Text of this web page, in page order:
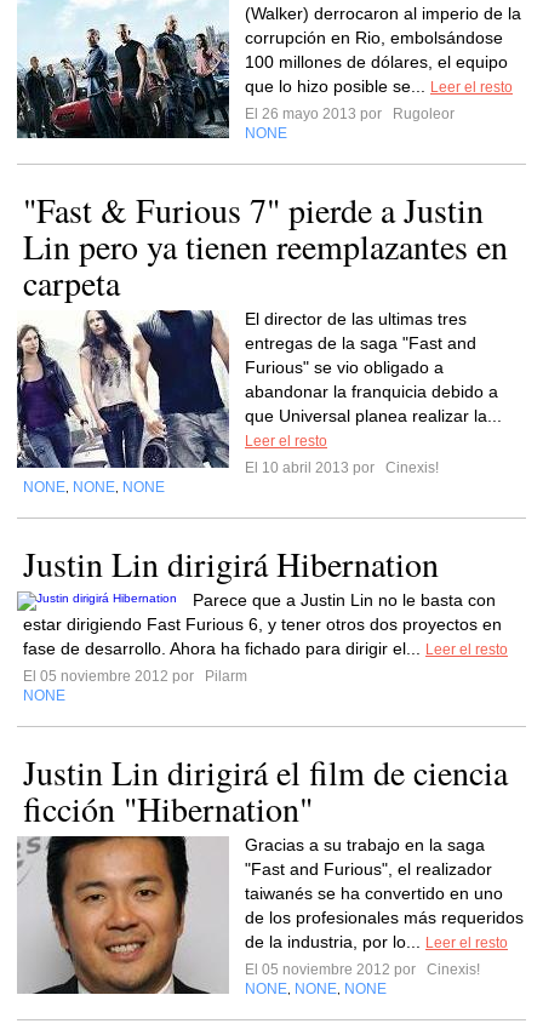
(Walker) derrocaron al imperio de la
corrupción en Rio, embolsándose
100 millones de dólares, el equipo
que lo hizo posible se...
Leer el resto
El 26 mayo 2013 por
Rugoleor
NONE
"Fast & Furious 7" pierde a Justin
Lin pero ya tienen reemplazantes en
carpeta
El director de las ultimas tres
entregas de la saga "Fast and
Furious" se vio obligado a
abandonar la franquicia debido a
que Universal planea realizar la...
Leer el resto
El 10 abril 2013 por
Cinexis!
NONE NONE NONE
Justin Lin dirigirá Hibernation
Parece que a Justin Lin no le basta con
estar dirigiendo Fast Furious 6, y tener otros dos proyectos en
fase de desarrollo. Ahora ha fichado para dirigir el...
Leer el resto
El 05 noviembre 2012 por
Pilarm
NONE
Justin Lin dirigirá el film de ciencia
ficción "Hibernation"
Gracias a su trabajo en la saga
"Fast and Furious", el realizador
taiwanés se ha convertido en uno
de los profesionales más requeridos
de la industria, por lo...
Leer el resto
El 05 noviembre 2012 por
Cinexis!
NONE NONE NONE